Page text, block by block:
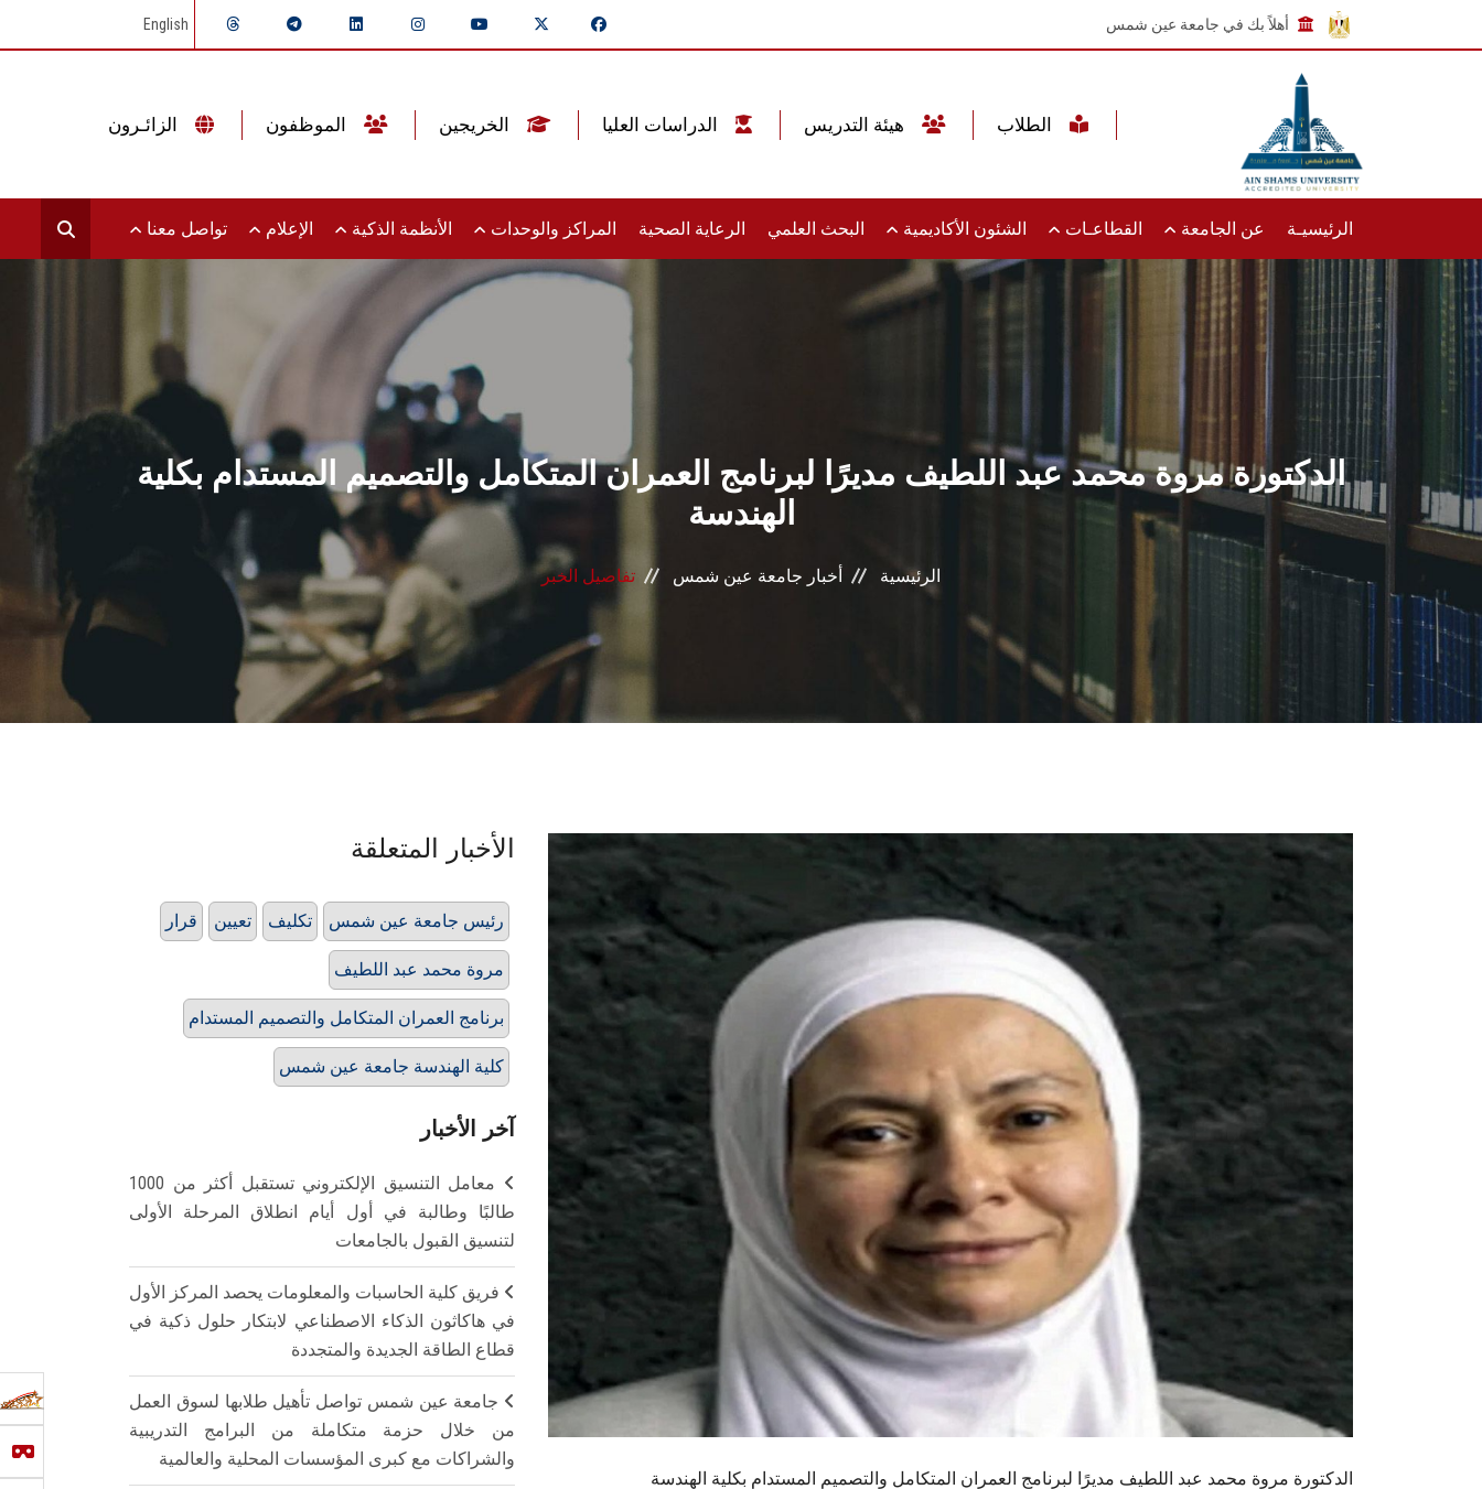
أهلاً بك في جامعة عين شمس English
الرئيسيـة عن الجامعة القطاعـات الشئون الأكاديمية البحث العلمي الرعاية الصحية المراكز والوحدات الأنظمة الذكية الإعلام تواصل معنا
الدكتورة مروة محمد عبد اللطيف مديرًا لبرنامج العمران المتكامل والتصميم المستدام بكلية
الهندسة
الرئيسية أخبار جامعة عين شمس تفاصيل الخبر
الدكتورة مروة محمد عبد اللطيف مديرًا لبرنامج العمران المتكامل والتصميم المستدام بكلية الهندسة
الأخبار المتعلقة
قرار تعيين تكليف رئيس جامعة عين شمس
مروة محمد عبد اللطيف
برنامج العمران المتكامل والتصميم المستدام
كلية الهندسة جامعة عين شمس
آخر الأخبار
معامل التنسيق الإلكتروني تستقبل أكثر من 1000
طالبًا وطالبة في أول أيام انطلاق المرحلة الأولى
لتنسيق القبول بالجامعات
فريق كلية الحاسبات والمعلومات يحصد المركز الأول
في هاكاثون الذكاء الاصطناعي لابتكار حلول ذكية في
قطاع الطاقة الجديدة والمتجددة
جامعة عين شمس تواصل تأهيل طلابها لسوق العمل
من خلال حزمة متكاملة من البرامج التدريبية
والشراكات مع كبرى المؤسسات المحلية والعالمية